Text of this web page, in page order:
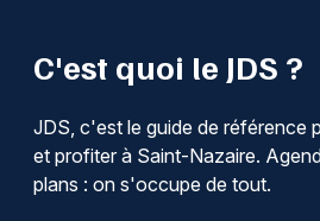
C'est quoi le JDS ?
JDS, c'est le guide de référence
et profiter à Saint-Nazaire.
plans : on s'occupe de tout.